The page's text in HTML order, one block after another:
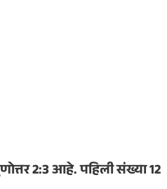
2:3 आहे. पहिली संख्या 12